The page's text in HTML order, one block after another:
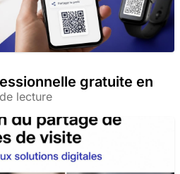
gratuite en
lecture